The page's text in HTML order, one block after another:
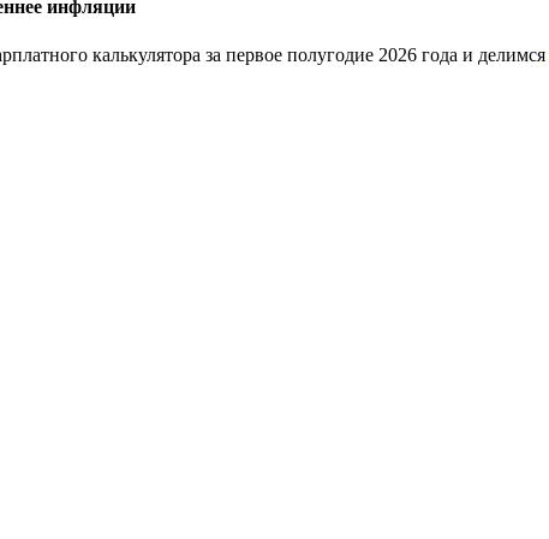
инфляции
калькулятора за первое полугодие 2026 года и делимся